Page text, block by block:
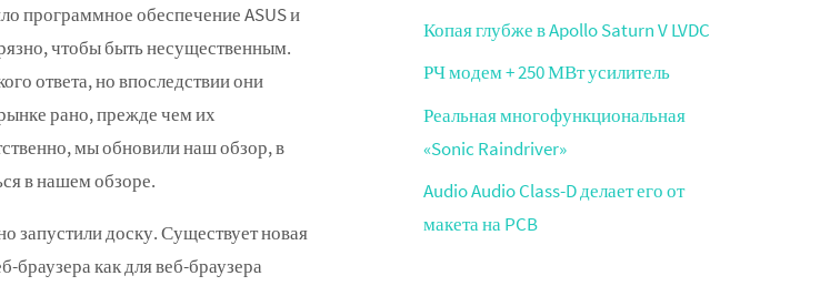
программное обеспечение ASUS и
чтобы быть несущественным.
ответа, но впоследствии они
рано, прежде чем их
мы обновили наш обзор, в
в нашем обзоре.
запустили доску. Существует новая
браузера как для веб-браузера
Копая глубже в Apollo Saturn V LVDC
РЧ модем + 250 МВт усилитель
Реальная многофункциональная
«Sonic Raindriver»
Audio Audio Class-D делает его от
макета на PCB